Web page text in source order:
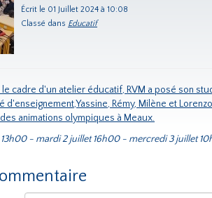
Écrit le 01 Juillet 2024 à 10:08
Classé dans Educatif
cadre d'un atelier éducatif, RVM a posé son
d'enseignement,Yassine, Rémy, Milène et
animations olympiques à Meaux.
- mardi 2 juillet 16h00 - mercredi 3 juillet